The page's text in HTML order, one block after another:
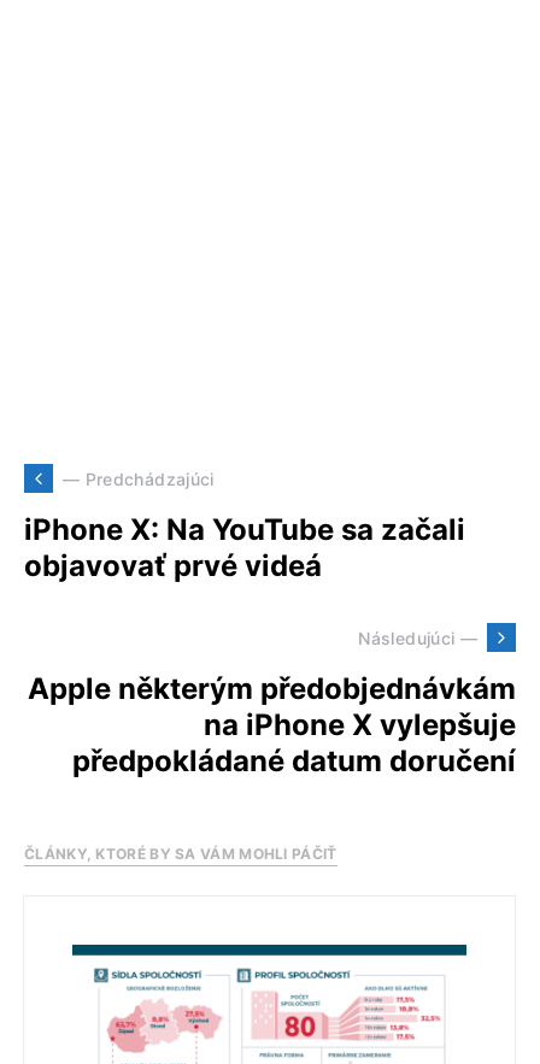
— Predchádzajúci
iPhone X: Na YouTube sa začali
objavovať prvé videá
Následujúci —
Apple některým předobjednávkám
na iPhone X vylepšuje
předpokládané datum doručení
ČLÁNKY, KTORÉ BY SA VÁM MOHLI PÁČIŤ